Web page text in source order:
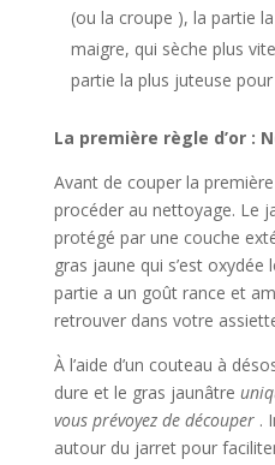
(ou la croupe ), la partie
maigre, qui sèche plus
partie la plus juteuse
La première règle d’or :
Avant de couper la
procéder au nettoyage. Le
protégé par une couche
gras jaune qui s’est oxydée
partie a un goût rance et
retrouver dans votre
À l’aide d’un couteau à
dure et le gras jaunâtre
vous prévoyez de découper .
autour du jarret pour